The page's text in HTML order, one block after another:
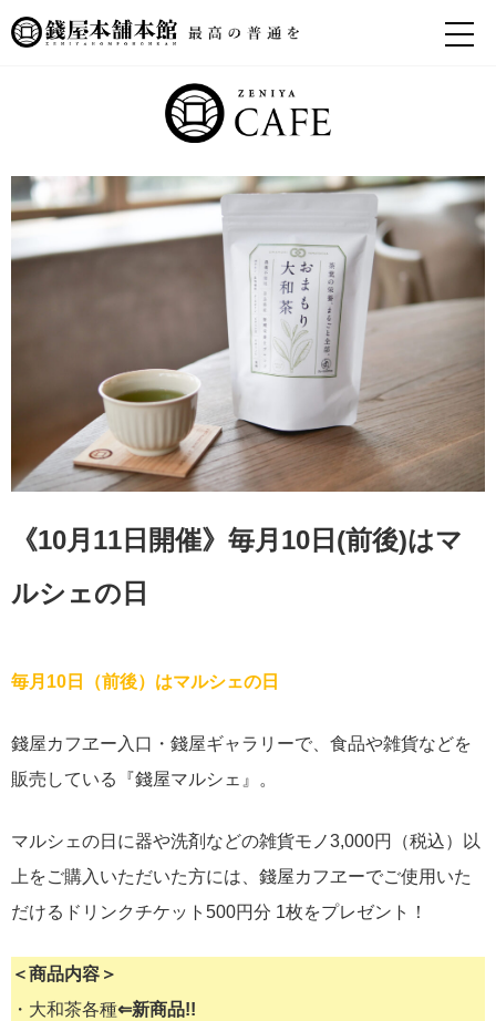
《10月11日開催》毎月10日(前後)はマ
ルシェの日
毎月10日（前後）はマルシェの日
錢屋カフヱー入口・錢屋ギャラリーで、食品や雑貨などを
販売している『錢屋マルシェ』。
マルシェの日に器や洗剤などの雑貨モノ3,000円（税込）以
上をご購入いただいた方には、錢屋カフヱーでご使用いた
だけるドリンクチケット500円分 1枚をプレゼント！
＜商品内容＞
・大和茶各種⇐新商品!!